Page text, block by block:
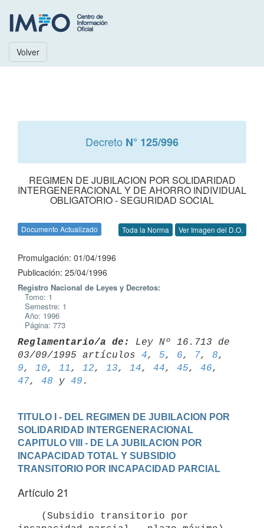
Volver
Decreto N° 125/996
REGIMEN DE JUBILACION POR SOLIDARIDAD
INTERGENERACIONAL Y DE AHORRO INDIVIDUAL
OBLIGATORIO - SEGURIDAD SOCIAL
Documento Actualizado Toda la Norma Ver Imagen del D.O.
Promulgación: 01/04/1996
Publicación: 25/04/1996
Registro Nacional de Leyes y Decretos:
Tomo: 1
Semestre: 1
Año: 1996
Página: 773
Reglamentario/a de:
Ley Nº 16.713 de
03/09/1995 artículos 4, 5, 6, 7, 8,
9, 10, 11 , 12, 13, 14, 44, 45, 46
47, 48 y 49
TITULO I - DEL REGIMEN DE JUBILACION POR
SOLIDARIDAD INTERGENERACIONAL
CAPITULO VIII - DE LA JUBILACION POR
INCAPACIDAD TOTAL Y SUBSIDIO
TRANSITORIO POR INCAPACIDAD PARCIAL
Artículo 21